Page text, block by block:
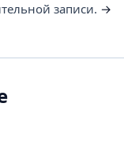
записи. →